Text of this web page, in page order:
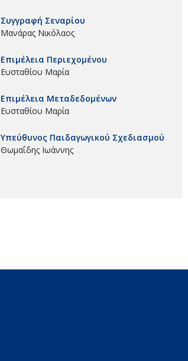
Συγγραφή Σεναρίου
Μανάρας Νικόλαος
Επιμέλεια Περιεχομένου
Ευσταθίου Μαρία
Επιμέλεια Μεταδεδομένων
Ευσταθίου Μαρία
Υπεύθυνος Παιδαγωγικού Σχεδιασμού
Θωμαΐδης Ιωάννης